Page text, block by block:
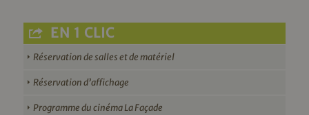
EN 1 CLIC
Réservation de salles et de matériel
Réservation d’affichage
Programme du cinéma La Façade